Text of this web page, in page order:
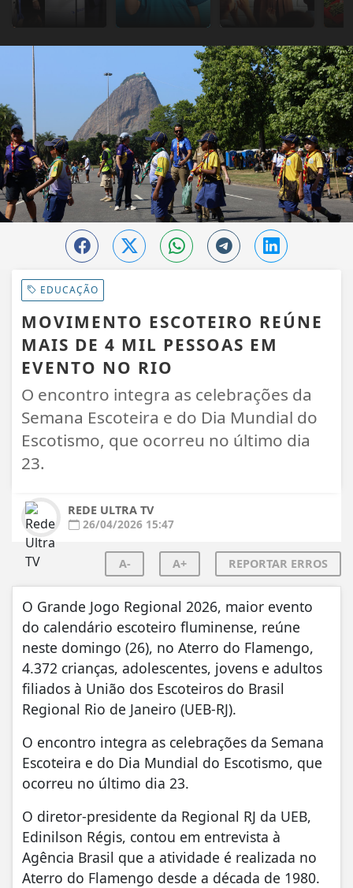
EDUCAÇÃO
MOVIMENTO ESCOTEIRO REÚNE
MAIS DE 4 MIL PESSOAS EM
EVENTO NO RIO
O encontro integra as celebrações da
Semana Escoteira e do Dia Mundial do
Escotismo, que ocorreu no último dia
23.
REDE ULTRA TV
26/04/2026 15:47
A- A+ REPORTAR ERROS
O Grande Jogo Regional 2026, maior evento
do calendário escoteiro fluminense, reúne
neste domingo (26), no Aterro do Flamengo,
4.372 crianças, adolescentes, jovens e adultos
filiados à União dos Escoteiros do Brasil
Regional Rio de Janeiro (UEB-RJ).
O encontro integra as celebrações da Semana
Escoteira e do Dia Mundial do Escotismo, que
ocorreu no último dia 23.
O diretor-presidente da Regional RJ da UEB,
Edinilson Régis, contou em entrevista à
Agência Brasil que a atividade é realizada no
Aterro do Flamengo desde a década de 1980.